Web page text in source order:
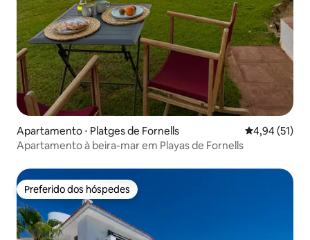
Apartamento ⋅ Platges de Fornells 4,94 de uma
4,94 (51)
Apartamento à beira-mar em Playas de Fornells
Preferido dos hóspedes
Preferido dos hóspedes